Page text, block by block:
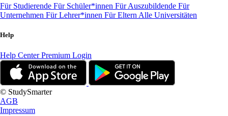
Für Studierende Für Schüler*innen Für Auszubildende Für
Unternehmen Für Lehrer*innen Für Eltern Alle Universitäten
Help
Help CenterPremium Login
© StudySmarter
AGB
Impressum